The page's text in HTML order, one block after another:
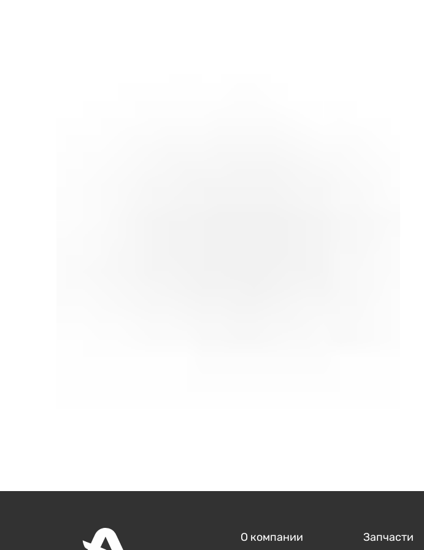
О компании Запчасти